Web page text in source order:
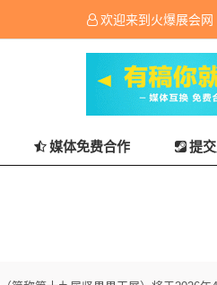
欢迎来到火爆展会网
媒体免费合作 提